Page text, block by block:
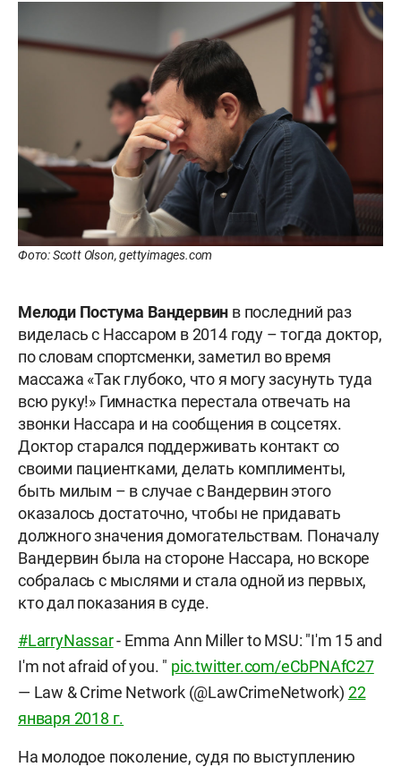
Фото: Scott Olson, gettyimages.com
Мелоди Постума Вандервин в последний раз
виделась с Нассаром в 2014 году – тогда доктор,
по словам спортсменки, заметил во время
массажа «Так глубоко, что я могу засунуть туда
всю руку!» Гимнастка перестала отвечать на
звонки Нассара и на сообщения в соцсетях.
Доктор старался поддерживать контакт со
своими пациентками, делать комплименты,
быть милым – в случае с Вандервин этого
оказалось достаточно, чтобы не придавать
должного значения домогательствам. Поначалу
Вандервин была на стороне Нассара, но вскоре
собралась с мыслями и стала одной из первых,
кто дал показания в суде.
#LarryNassar- Emma Ann Miller to MSU: "I'm 15 and
I'm not afraid of you. " pic.twitter.com/eCbPNAfC27
— Law & Crime Network (@LawCrimeNetwork) 22
января 2018 г.
На молодое поколение, судя по выступлению